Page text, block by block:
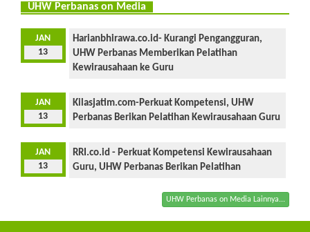
UHW Perbanas on Media
JAN
13
Harianbhirawa.co.id- Kurangi Pengangguran,
UHW Perbanas Memberikan Pelatihan
Kewirausahaan ke Guru
JAN
13
Kilasjatim.com-Perkuat Kompetensi, UHW
Perbanas Berikan Pelatihan Kewirausahaan Guru
JAN
13
RRI.co.id - Perkuat Kompetensi Kewirausahaan
Guru, UHW Perbanas Berikan Pelatihan
UHW Perbanas on Media Lainnya...